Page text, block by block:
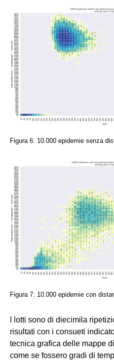
Figura 6: 10.000 epidemie senza
Figura 7: 10.000 epidemie con
I lotti sono di diecimila
risultati con i consueti
tecnica grafica delle mappe
come se fossero gradi di